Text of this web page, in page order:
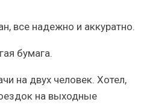
все надежно и аккуратно.
бумага.
на двух человек. Хотел,
на выходные